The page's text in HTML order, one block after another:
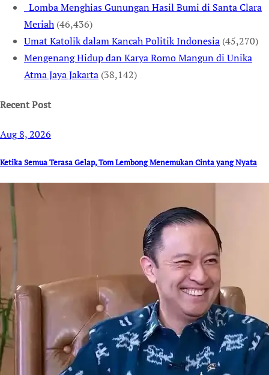
Lomba Menghias Gunungan Hasil Bumi di Santa Clara
Meriah (46,436)
Umat Katolik dalam Kancah Politik Indonesia (45,270)
Mengenang Hidup dan Karya Romo Mangun di Unika
Atma Jaya Jakarta (38,142)
Recent Post
Aug 8, 2026
Ketika Semua Terasa Gelap, Tom Lembong Menemukan Cinta yang Nyata